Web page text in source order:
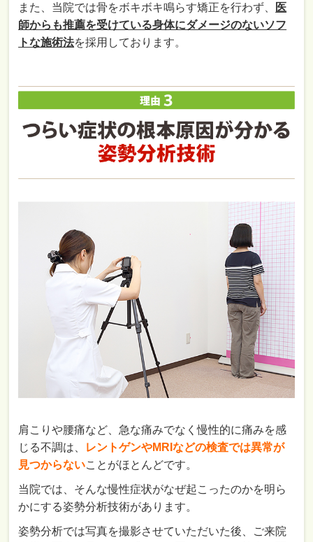
また、当院では骨をボキボキ鳴らす矯正を行わず、
医
師からも推薦を受けている身体にダメージのないソフ
トな施術法を採用しております。
肩こりや腰痛など、急な痛みでなく慢性的に痛みを感
じる不調は、
レントゲンやMRIなどの検査では異常が
見つからないことがほとんどです。
当院では、そんな慢性症状がなぜ起こったのかを明ら
かにする姿勢分析技術があります。
姿勢分析では写真を撮影させていただいた後、ご来院